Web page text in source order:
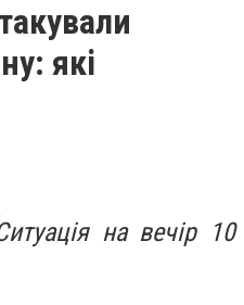
які
на вечір 10